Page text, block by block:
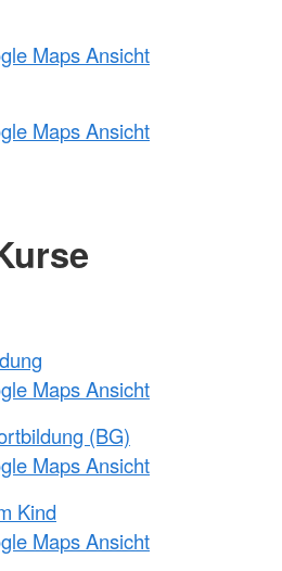
Maps Ansicht
Maps Ansicht
Maps Ansicht
(BG)
Maps Ansicht
Kind
Maps Ansicht